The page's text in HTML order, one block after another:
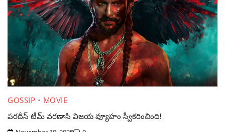
GOSSIP
MOVIE
పరదీస్ టీమ్ వరణాసి విజయ వ్యూహం స్వీకరించింది!